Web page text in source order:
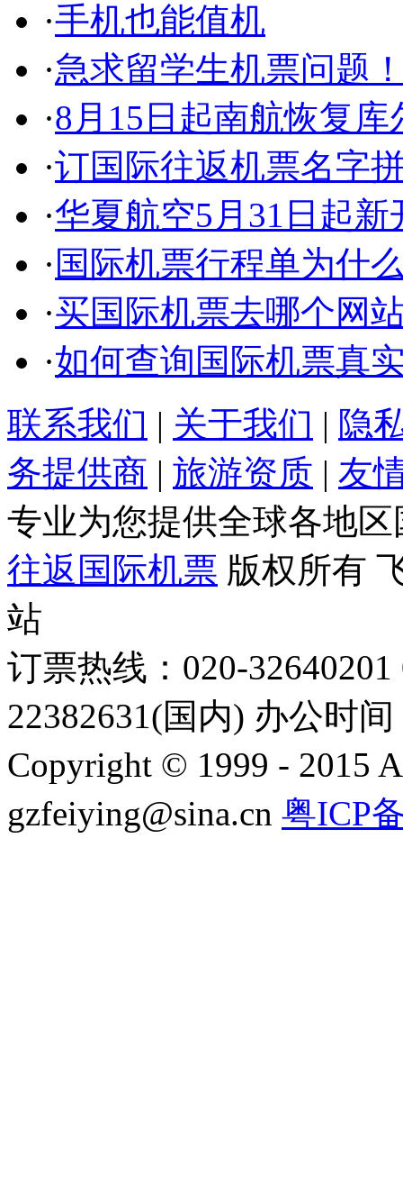
·手机也能值机
·急求留学生机票问题
·8月15日起南航恢复库
·订国际往返机票名字
·华夏航空5月31日起新
· 国际机票行程单为什
·买国际机票去哪个网
·如何查询国际机票真
联系我们 | 关于我们 | 隐
务提供商 | 旅游资质 | 友
专业为您提供全球各地
往返国际机票 版权所有
站
订票热线：020-
22382631(国内) 办公时
Copyright © 1999 - 2015
gzfeiying@sina.cn 粤ICP